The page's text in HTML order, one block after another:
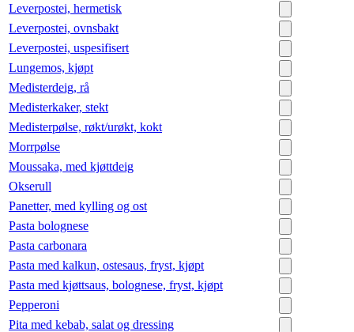
Leverpostei, hermetisk
Leverpostei, ovnsbakt
Leverpostei, uspesifisert
Lungemos, kjøpt
Medisterdeig, rå
Medisterkaker, stekt
Medisterpølse, røkt/urøkt, kokt
Morrpølse
Moussaka, med kjøttdeig
Okserull
Panetter, med kylling og ost
Pasta bolognese
Pasta carbonara
Pasta med kalkun, ostesaus, fryst, kjøpt
Pasta med kjøttsaus, bolognese, fryst, kjøpt
Pepperoni
Pita med kebab, salat og dressing